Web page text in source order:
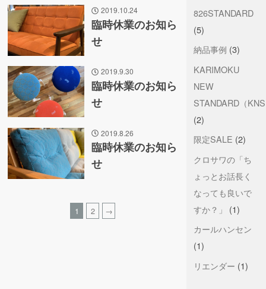
2019.10.24
臨時休業のお知ら
せ
2019.9.30
臨時休業のお知ら
せ
2019.8.26
臨時休業のお知ら
せ
1 2 →
826STANDARD
(5)
納品事例 (3)
KARIMOKU
NEW
STANDARD（
(2)
限定SALE (2)
クロサワの「ち
ょっとお話長く
なっても良いで
すか？」
(1)
カールハンセン
(1)
リエンダー (1)